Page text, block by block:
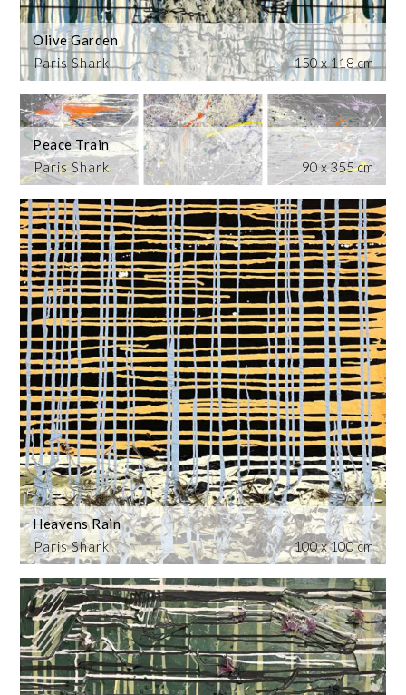
Paris Shark
Olive Garden
150 x 118 cm
Paris Shark
Peace Train
90 x 355 cm
Paris Shark
Heavens Rain
100 x 100 cm